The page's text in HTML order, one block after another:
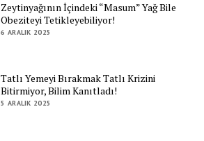
Zeytinyağının İçindeki “Masum” Yağ Bile
Obeziteyi Tetikleyebiliyor!
6 ARALIK 2025
Tatlı Yemeyi Bırakmak Tatlı Krizini
Bitirmiyor, Bilim Kanıtladı!
5 ARALIK 2025